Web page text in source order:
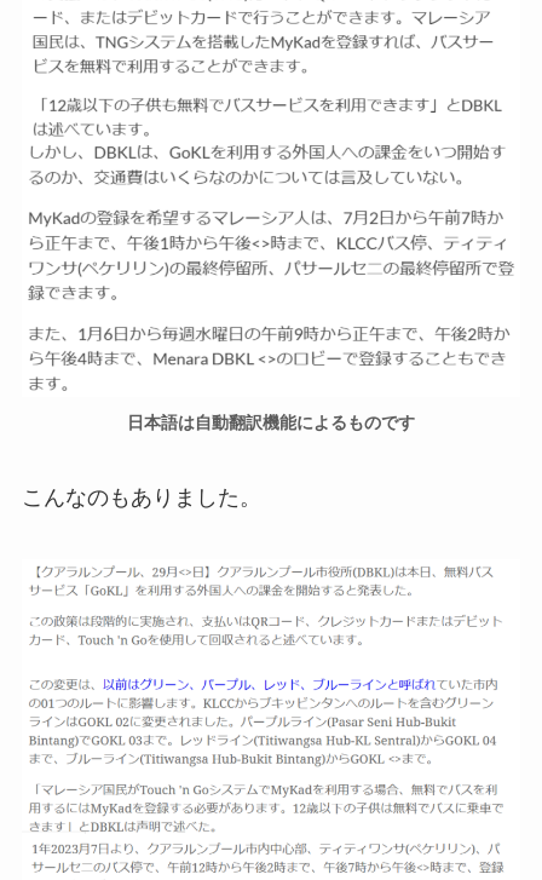
日本語は自動翻訳機能によるものです
こんなのもありました。